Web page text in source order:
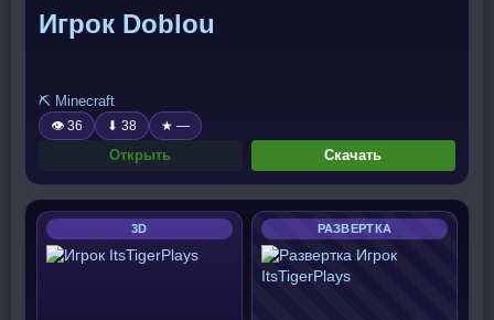
Игрок Doblou
⛏️ Minecraft
👁 36 ⬇ 38 ★ —
Открыть Скачать
3D РАЗВЕРТКА